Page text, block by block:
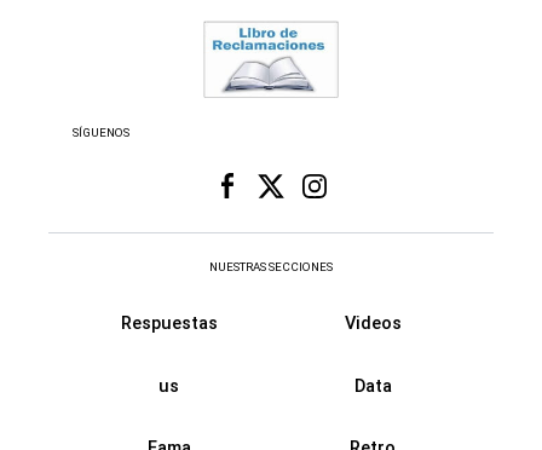
SÍGUENOS
NUESTRAS SECCIONES
Respuestas Videos
us Data